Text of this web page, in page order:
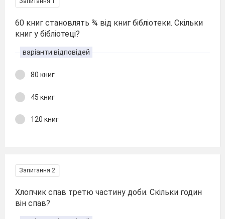
60 книг становлять ¾ від книг бібліотеки. Скільки
книг у бібліотеці?
варіанти відповідей
80 книг
45 книг
120 книг
Запитання 2
Хлопчик спав третю частину доби. Скільки годин
він спав?